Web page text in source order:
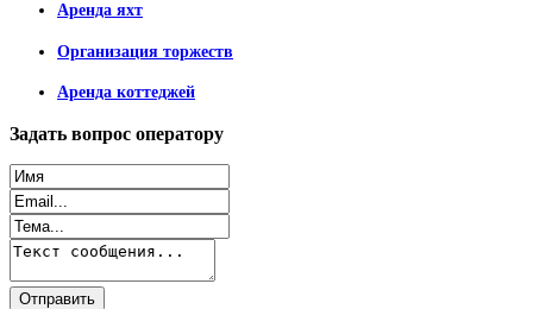
Аренда яхт
Организация торжеств
Аренда коттеджей
Задать вопрос оператору